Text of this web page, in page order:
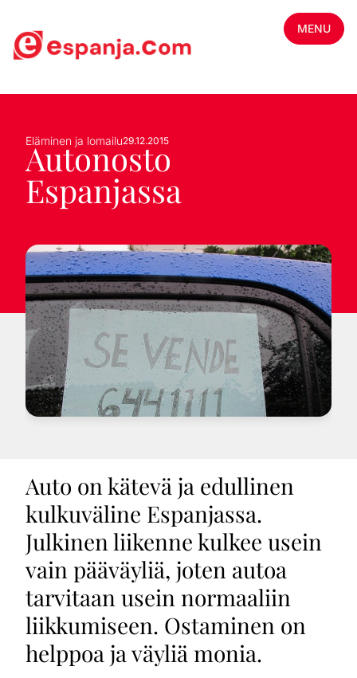
MENU
Eläminen ja lomailu29.12.2015
Autonosto
Espanjassa
Auto on kätevä ja edullinen
kulkuväline Espanjassa.
Julkinen liikenne kulkee usein
vain pääväyliä, joten autoa
tarvitaan usein normaaliin
liikkumiseen. Ostaminen on
helppoa ja väyliä monia.